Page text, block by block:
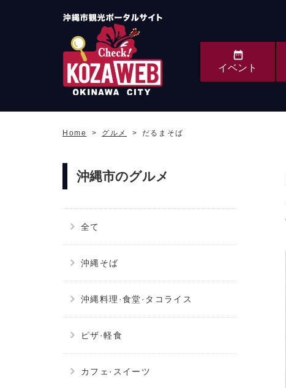
OKINAWA CITY
イベント
Home グルメ だるまそば
沖縄市のグルメ
全て
沖縄そば
沖縄料理·食堂·タコライス
ピザ·軽食
カフェ·スイーツ